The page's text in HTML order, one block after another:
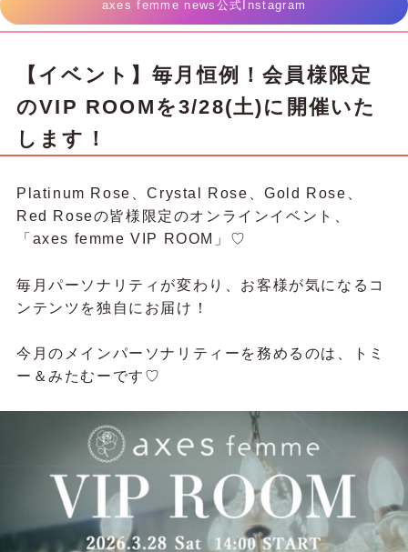
axes femme news公式Instagram
【イベント】毎月恒例！会員様限定
のVIP ROOMを3/28(土)に開催いた
します！
Platinum Rose、Crystal Rose、Gold Rose、
Red Roseの皆様限定のオンラインイベント、
「axes femme VIP ROOM」♡
毎月パーソナリティが変わり、お客様が気になるコ
ンテンツを独自にお届け！
今月のメインパーソナリティーを務めるのは、トミ
ー＆みたむーです♡